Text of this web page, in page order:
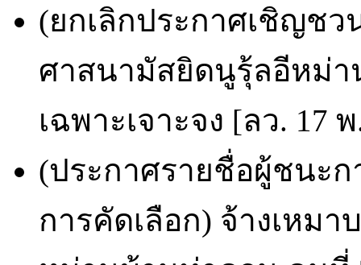
(ยกเลิกประกาศเชิญชว
ศาสนามัสยิดนูรุ้ลอีหม่
เฉพาะเจาะจง [ลว. 17
(ประกาศรายชื่อผู้ชนะก
การคัดเลือก) จ้างเหม